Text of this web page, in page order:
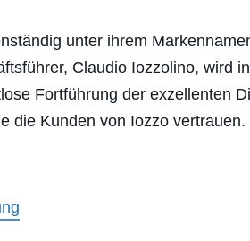
unter ihrem
Claudio Iozzolino, wird
Fortführung der exzellenten
die Kunden von Iozzo vertrauen.